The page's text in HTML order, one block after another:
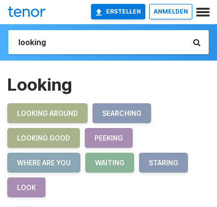
ERSTELLEN ANMELDEN
Looking
LOOKING AROUND SEARCHING
LOOKING GOOD PEEKING
WHERE ARE YOU WAITING STARING
LOOK